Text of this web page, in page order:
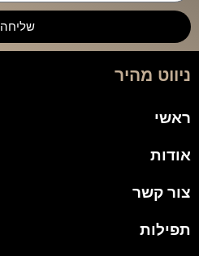
שליחה
ניווט מהיר
ראשי
אודות
צור קשר
תפילות